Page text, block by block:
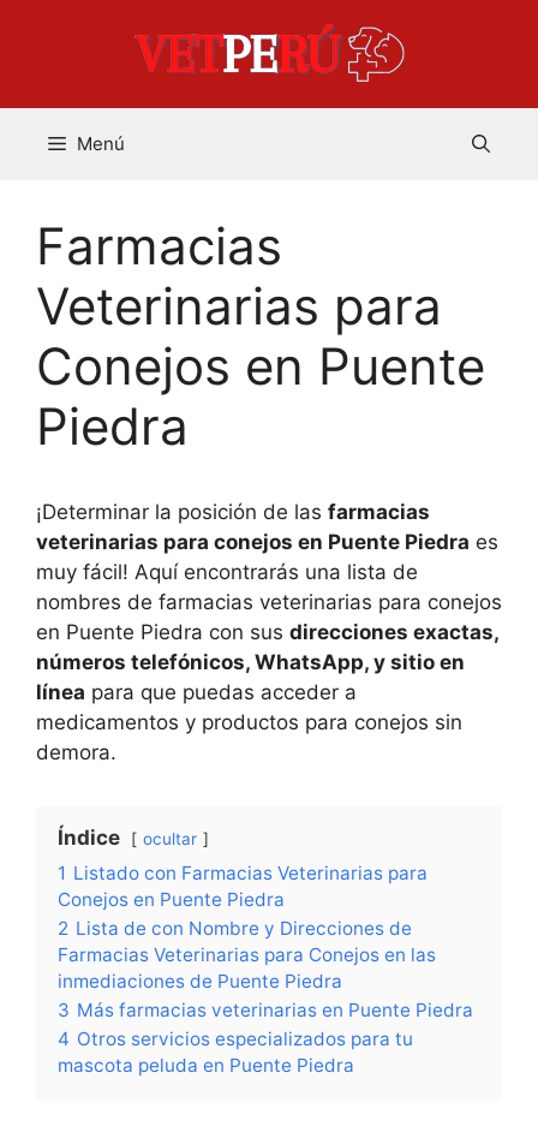
Menú
Farmacias
Veterinarias para
Conejos en Puente
Piedra
¡Determinar la posición de las farmacias
veterinarias para conejos en Puente Piedra es
muy fácil! Aquí encontrarás una lista de
nombres de farmacias veterinarias para conejos
en Puente Piedra con sus direcciones exactas,
números telefónicos, WhatsApp, y sitio en
línea para que puedas acceder a
medicamentos y productos para conejos sin
demora.
Índice ocultar
1 Listado con Farmacias Veterinarias para
Conejos en Puente Piedra
2 Lista de con Nombre y Direcciones de
Farmacias Veterinarias para Conejos en las
inmediaciones de Puente Piedra
3 Más farmacias veterinarias en Puente Piedra
4 Otros servicios especializados para tu
mascota peluda en Puente Piedra